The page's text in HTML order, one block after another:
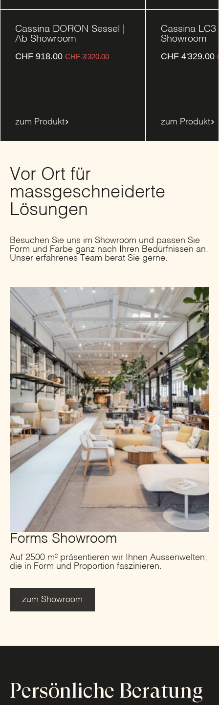
Cassina DORON Sessel |
Ab Showroom
CHF 918.00 CHF3'320.00
zum Produkt
Cassina
Showroom
CHF 4'329.00
zum Produkt
Vor Ort für
massgeschneiderte
Lösungen
Besuchen Sie uns im Showroom und passen Sie
Form und Farbe ganz nach Ihren Bedürfnissen an.
Unser erfahrenes Team berät Sie gerne.
Forms Showroom
Auf 2500 m² präsentieren wir Ihnen Aussenwelten,
die in Form und Proportion faszinieren.
zum Showroom
Persönliche Beratung